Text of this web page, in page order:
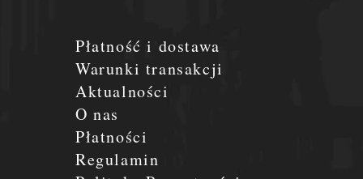
Płatność i dostawa
Warunki transakcji
Aktualności
O nas
Płatności
Regulamin